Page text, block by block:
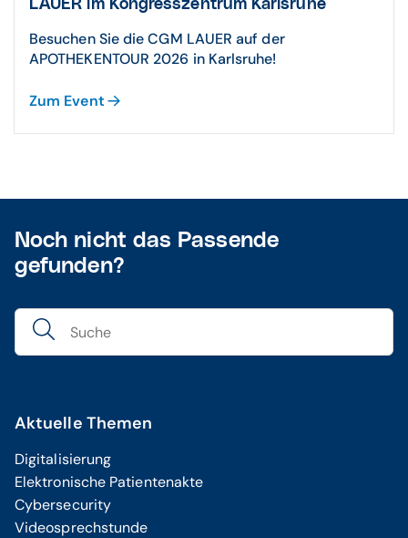
LAUER im Kongresszentrum Karlsruhe
Besuchen Sie die CGM LAUER auf der
APOTHEKENTOUR 2026 in Karlsruhe!
Zum Event
Noch nicht das Passende
gefunden?
Aktuelle Themen
Digitalisierung
Elektronische Patientenakte
Cybersecurity
Videosprechstunde